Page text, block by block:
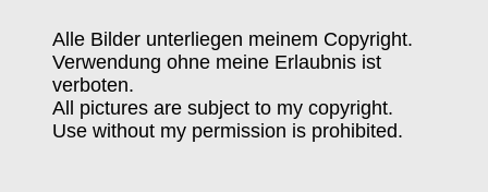
Alle Bilder unterliegen meinem Copyright.
Verwendung ohne meine Erlaubnis ist
verboten.
All pictures are subject to my copyright.
Use without my permission is prohibited.